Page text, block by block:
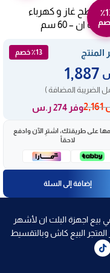
مسطح غاز و كهرباء
NARDI بلت ان – 60 سم
٪13 خصم
الضريبة المضافة )
2,161 وفر 274 ر.س
على طريقتك، اشترِ الآن وادفع
لاحقاً
إضافة إلى السلة
بيع اجهزة البلت ان لأشهر
البيع كاش وبالتقسيط